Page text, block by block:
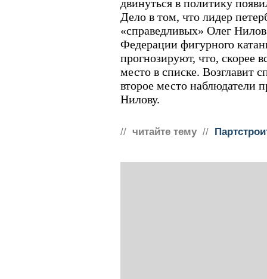
двинуться в политику
Дело в том, что лидер
«справедливых» Олег
Федерации фигурного
прогнозируют, что, скорее
место в списке. Возглавит
второе место наблюдатели
Нилову.
// читайте тему //